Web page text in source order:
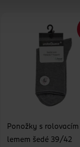
Ponožky s rolovacím
lemem šedé 39/42